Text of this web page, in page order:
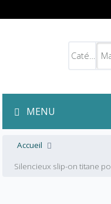
MENU
Accueil
Silencieux slip-on titane